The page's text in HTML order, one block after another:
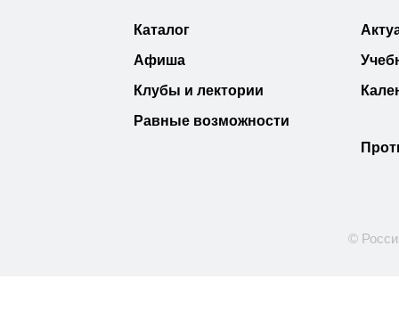
Каталог
Афиша
Клубы и лектории
Равные возможности
©